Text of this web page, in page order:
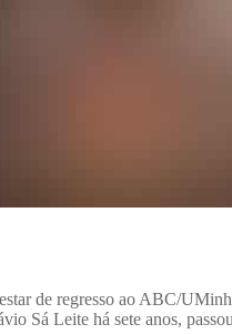
de regresso ao ABC/
Sá Leite há sete anos,